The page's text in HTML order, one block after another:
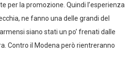
per la promozione. Quindi l’esperienza
ne fanno una delle grandi del
siano stati un po’ frenati dalle
Contro il Modena però rientreranno